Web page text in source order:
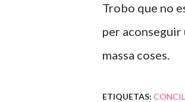
Trobo que no
per
massa coses.
ETIQUETAS: